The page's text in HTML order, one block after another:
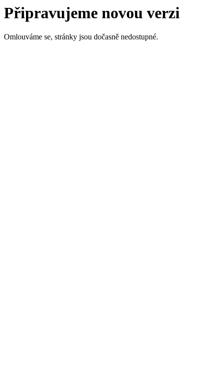
Připravujeme novou verzi
Omlouváme se, stránky jsou dočasně nedostupné.